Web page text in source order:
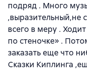
подряд . Много
,выразительный,не
всего в меру .
по стеночке» .
заказать еще что
Сказки Киплинга